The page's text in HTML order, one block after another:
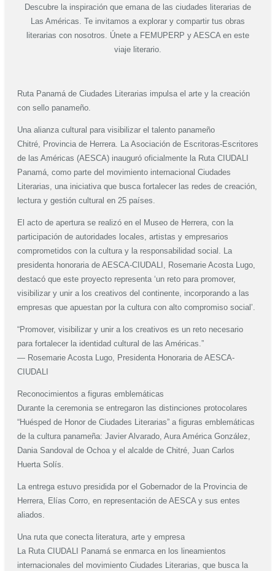
Descubre la inspiración que emana de las ciudades literarias de
Las Américas. Te invitamos a explorar y compartir tus obras
literarias con nosotros. Únete a FEMUPERP y AESCA en este
viaje literario.
Ruta Panamá de Ciudades Literarias impulsa el arte y la creación
con sello panameño.
Una alianza cultural para visibilizar el talento panameño
Chitré, Provincia de Herrera. La Asociación de Escritoras-Escritores
de las Américas (AESCA) inauguró oficialmente la Ruta CIUDALI
Panamá, como parte del movimiento internacional Ciudades
Literarias, una iniciativa que busca fortalecer las redes de creación,
lectura y gestión cultural en 25 países.
El acto de apertura se realizó en el Museo de Herrera, con la
participación de autoridades locales, artistas y empresarios
comprometidos con la cultura y la responsabilidad social. La
presidenta honoraria de AESCA-CIUDALI, Rosemarie Acosta Lugo,
destacó que este proyecto representa ‘un reto para promover,
visibilizar y unir a los creativos del continente, incorporando a las
empresas que apuestan por la cultura con alto compromiso social’.
“Promover, visibilizar y unir a los creativos es un reto necesario
para fortalecer la identidad cultural de las Américas.”
— Rosemarie Acosta Lugo, Presidenta Honoraria de AESCA-
CIUDALI
Reconocimientos a figuras emblemáticas
Durante la ceremonia se entregaron las distinciones protocolares
“Huésped de Honor de Ciudades Literarias” a figuras emblemáticas
de la cultura panameña: Javier Alvarado, Aura América González,
Dania Sandoval de Ochoa y el alcalde de Chitré, Juan Carlos
Huerta Solís.
La entrega estuvo presidida por el Gobernador de la Provincia de
Herrera, Elías Corro, en representación de AESCA y sus entes
aliados.
Una ruta que conecta literatura, arte y empresa
La Ruta CIUDALI Panamá se enmarca en los lineamientos
internacionales del movimiento Ciudades Literarias, que busca la